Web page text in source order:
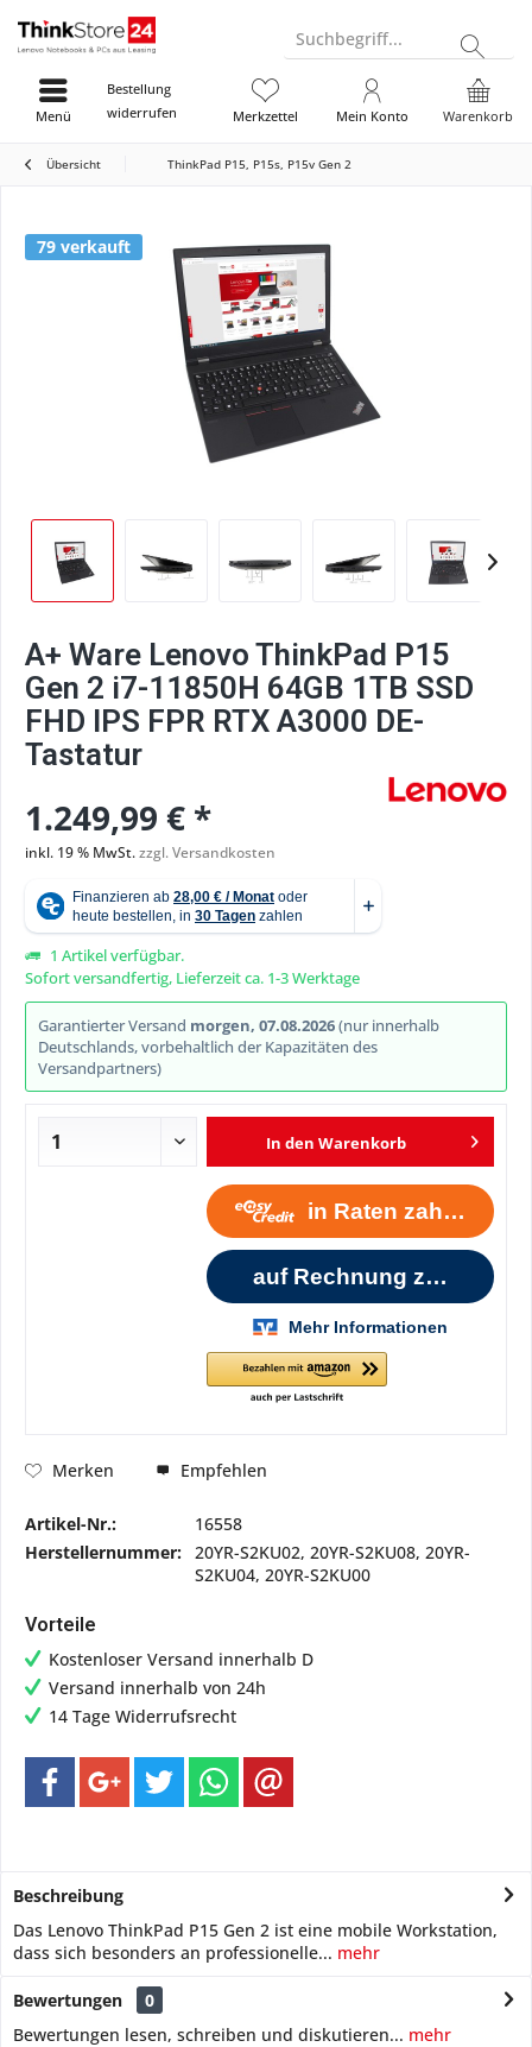
Suchbegriff...
Bestellung
widerrufen
Warenkorb
Merkzettel Mein Konto
Menü
Übersicht ThinkPad P15, P15s, P15v Gen 2
79 verkauft
A+ Ware Lenovo ThinkPad P15
Gen 2 i7-11850H 64GB 1TB SSD
FHD IPS FPR RTX A3000 DE-
Tastatur
1.249,99 € *
inkl. 19 % MwSt.zzgl. Versandkosten
1 Artikel verfügbar.
Sofort versandfertig, Lieferzeit ca. 1-3 Werktage
Garantierter Versand morgen, 07.08.2026(nur innerhalb
Deutschlands, vorbehaltlich der Kapazitäten des
Versandpartners)
In den Warenkorb
Merken Empfehlen
Artikel-Nr.:
16558
Herstellernummer:
20YR-S2KU02, 20YR-S2KU08, 20YR-
S2KU04, 20YR-S2KU00
Vorteile
Kostenloser Versand innerhalb D
Versand innerhalb von 24h
14 Tage Widerrufsrecht
Beschreibung
Das Lenovo ThinkPad P15 Gen 2 ist eine mobile Workstation,
dass sich besonders an professionelle... mehr
Bewertungen
0
Bewertungen lesen, schreiben und diskutieren... mehr